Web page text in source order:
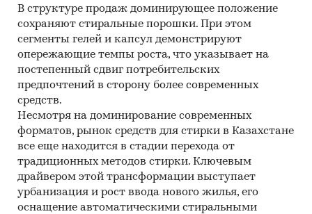
Прогноз ГидМаркет. Современные
статистические методы прогнозирования с
поправкой на мнение экспертов.
Категории: Потребительские товары
Столярные изделия / Двери
Потребительские товары
Промышленность
/ Деревообработка
/
Деревянные конструкции
СНГ
Казахстан
В структуре продаж доминирующее положение
сохраняют стиральные порошки. При этом
сегменты гелей и капсул демонстрируют
опережающие темпы роста, что указывает на
постепенный сдвиг потребительских
предпочтений в сторону более современных
средств.
Несмотря на доминирование современных
форматов, рынок средств для стирки в Казахстане
все еще находится в стадии перехода от
традиционных методов стирки. Ключевым
драйвером этой трансформации выступает
урбанизация и рост ввода нового жилья, его
оснащение автоматическими стиральными